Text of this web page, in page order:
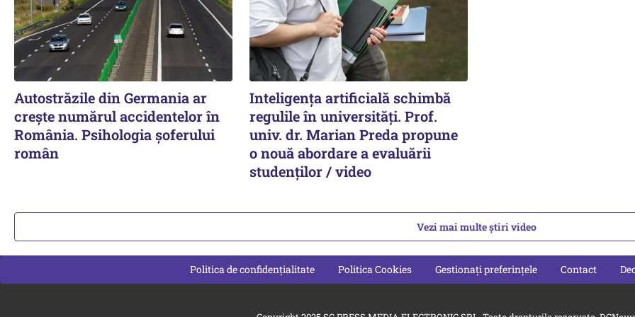
Autostrăzile din Germania ar
crește numărul accidentelor în
România. Psihologia șoferului
român
Inteligența artificială schimbă
regulile în universități. Prof.
univ. dr. Marian Preda propune
o nouă abordare a evaluării
studenților / video
Vezi mai multe știri video
Politica de confidențialitate Politica Cookies Gestionați preferințele Contact